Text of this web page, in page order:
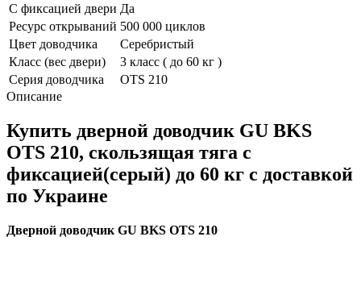
С фиксацией двери Да
Ресурс открываний 500 000 циклов
Цвет доводчика
Серебристый
Класс (вес двери)
3 класс ( до 60 кг )
Серия доводчика
OTS 210
Описание
Купить дверной доводчик GU BKS
OTS 210, скользящая тяга с
фиксацией(серый) до 60 кг с доставкой
по Украине
Дверной доводчик GU BKS OTS 210